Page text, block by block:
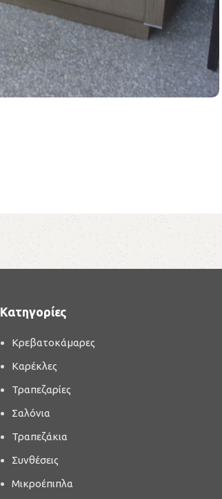
Κατηγορίες
Κρεβατοκάμαρες
Καρέκλες
Τραπεζαρίες
Σαλόνια
Τραπεζάκια
Συνθέσεις
Μικροέπιπλα